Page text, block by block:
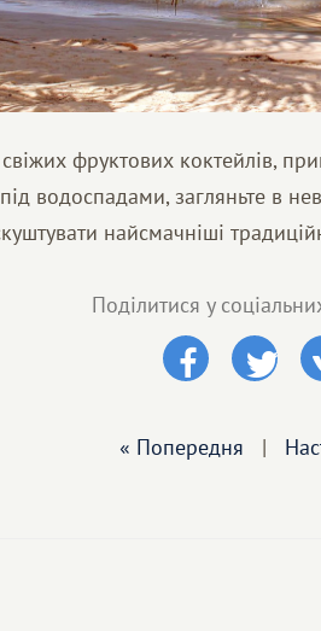
свіжих фруктових коктейлів,
водоспадами, загляньте в
найсмачніші
Поділитися у
« Попередня |